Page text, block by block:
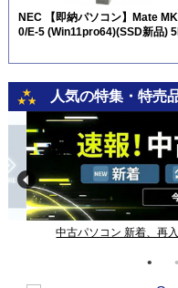
NEC 【即納パソコン】Mate
0/E-5 (Win11pro64)(SSD新品)
人気の特集・特売
下げ【26/08/07 08:00更新】